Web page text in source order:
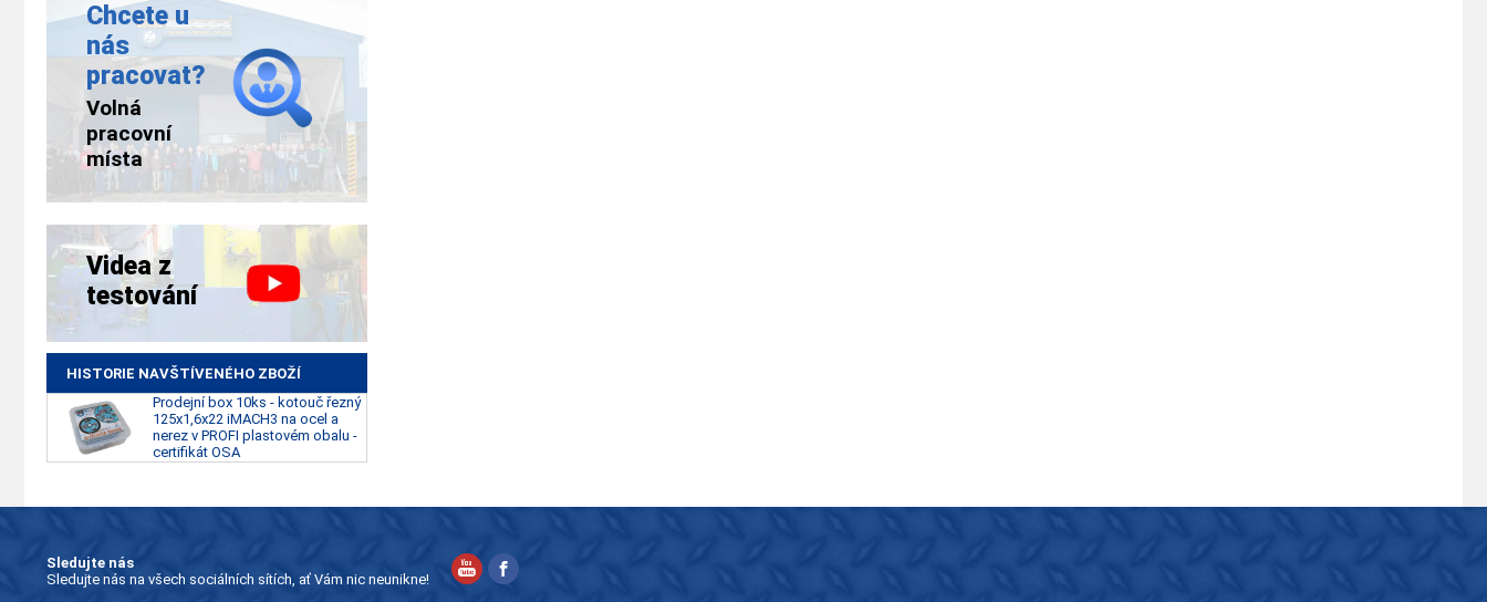
Chcete u
nás
pracovat?
Volná
pracovní
místa
Videa z
testování
HISTORIE NAVŠTÍVENÉHO ZBOŽÍ
Prodejní box 10ks - kotouč řezný
125x1,6x22 iMACH3 na ocel a
nerez v PROFI plastovém obalu -
certifikát OSA
Sledujte nás
Sledujte nás na všech sociálních sítích, ať Vám nic neunikne!